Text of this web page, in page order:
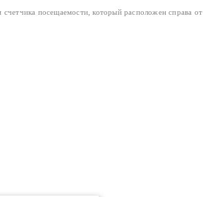
посещаемости, который расположен справа от